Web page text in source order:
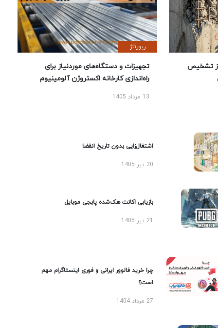
تشخیص
رپورتاژ
تجهیزات و دستگاه‌های موردنیاز برای
راه‌اندازی کارخانه اکستروژن آلومینیوم
13 مرداد 1405
اشتغال‌زایی بدون تاریخ انقضا
20 تیر 1405
بازیابی اکانت هک‌شده پابجی موبایل
چرا خرید فالوور ایرانی و فوری اینستاگرام مهم
است؟
27 مرداد 1404